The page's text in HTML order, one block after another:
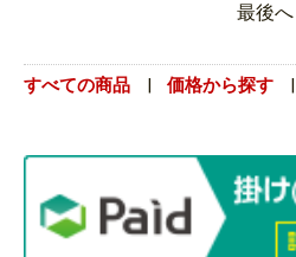
最後へ
すべての商品 | 価格から探す |